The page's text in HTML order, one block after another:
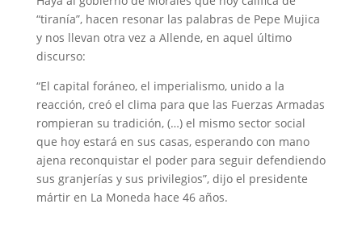
“tiranía”, hacen resonar las palabras de Pepe Mujica
y nos llevan otra vez a Allende, en aquel último
discurso:
“El capital foráneo, el imperialismo, unido a la
reacción, creó el clima para que las Fuerzas Armadas
rompieran su tradición, (…) el mismo sector social
que hoy estará en sus casas, esperando con mano
ajena reconquistar el poder para seguir defendiendo
sus granjerías y sus privilegios”, dijo el presidente
mártir en La Moneda hace 46 años.